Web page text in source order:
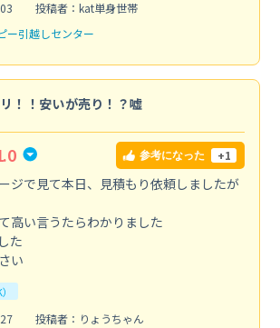
投稿者：kat単身世帯
ー引越しセンター
！！安いが売り！？嘘
参考になった +1
ジで見て本日、見積もり依頼しましたが
高い言うたらわかりました
た
い
投稿者：りょうちゃん